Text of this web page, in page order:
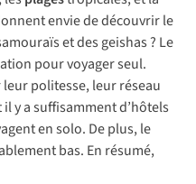
envie de découvrir le
et des geishas ? Le
pour voyager seul.
politesse, leur réseau
y a suffisamment d’hôtels
en solo. De plus, le
bas. En résumé,